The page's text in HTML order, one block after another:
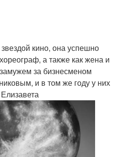
кино, она успешно
а также как жена и
за бизнесменом
и в том же году у них